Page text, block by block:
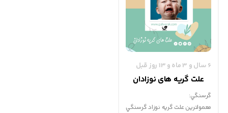
6 سال و 3 ماه و 13 روز قبل
علت گریه های نوزادان
گرسنگي:
معمولترين علت گريه نوزاد گرسنگي